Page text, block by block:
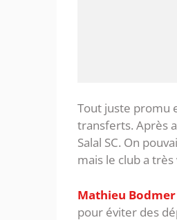
Tout juste promu
transferts. Après
Salal SC. On
mais le club a
Mathieu Bodmer
pour éviter des